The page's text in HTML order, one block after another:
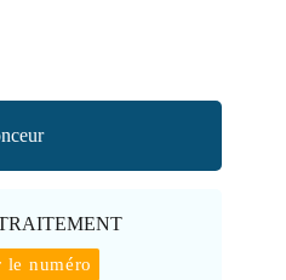
numéro